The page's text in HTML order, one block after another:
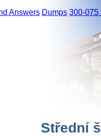
Answers Dumps 300-075
Střední